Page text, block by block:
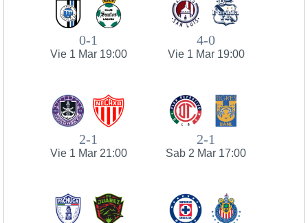
0-1
Vie 1 Mar 19:00
4-0
Vie 1 Mar 19:00
2-1
Vie 1 Mar 21:00
2-1
Sab 2 Mar 17:00